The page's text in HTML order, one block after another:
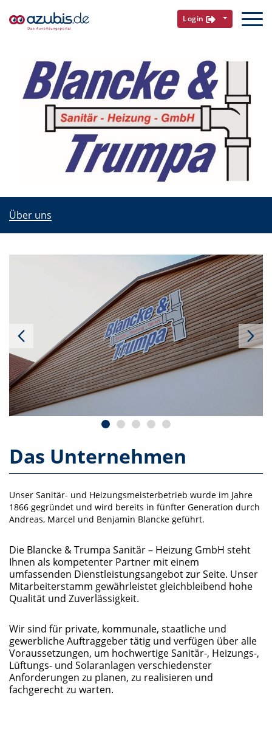
Login
Über uns
Das Unternehmen
Unser Sanitär- und Heizungsmeisterbetrieb wurde im Jahre
1866 gegründet und wird bereits in fünfter Generation durch
Andreas, Marcel und Benjamin Blancke geführt.
Die Blancke & Trumpa Sanitär – Heizung GmbH steht
Ihnen als kompetenter Partner mit einem
umfassenden Dienstleistungsangebot zur Seite. Unser
Mitarbeiterstamm gewährleistet gleichbleibend hohe
Qualität und Zuverlässigkeit.
Wir sind für private, kommunale, staatliche und
gewerbliche Auftraggeber tätig und verfügen über alle
Voraussetzungen, um hochwertige Sanitär-, Heizungs-,
Lüftungs- und Solaranlagen verschiedenster
Anforderungen zu planen, zu realisieren und
fachgerecht zu warten.